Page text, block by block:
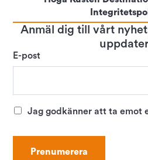
Anmäl dig till vårt
E-post
Jag godkänner att ta emot